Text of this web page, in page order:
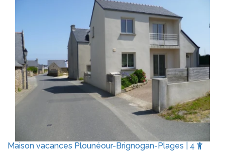
Maison vacances Plounéour-Brignogan-Plages | 4